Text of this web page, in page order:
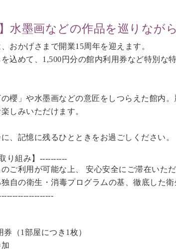
】水墨画などの作品を巡りなが
おかげさまで開業15周年を迎えます。
込めて、1,500円分の館内利用券など特別な
櫻」や水墨画などの意匠をしつらえた館内
しみいただけます。
、記憶に残るひとときをお過ごしください。
り組み】----------
ご利用が可能な上、 安心安全にご滞在いた
自の衛生・消毒プログラムの基、徹底した
券（1部屋につき1枚）